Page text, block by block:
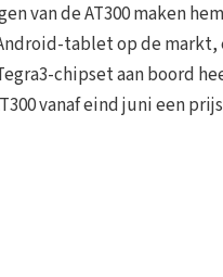
van de AT300 maken
tablet op de markt,
chipset aan boord
vanaf eind juni een